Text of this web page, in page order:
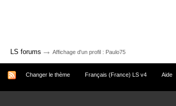
LS forums → Affichage d'un profil : Paulo75
Changer le thème Français (France) LS v4 Aide